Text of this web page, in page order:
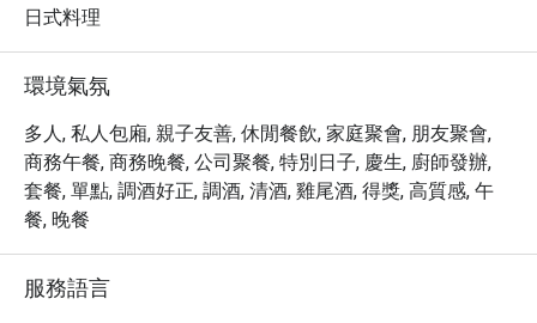
Thank you to the team for your great
service and delicious food. We will
精心製作的美味佳餚。從鮮嫩的肉類到時令海鮮，每一道
外，我們還提供豐富的酒品選擇，包括精選葡萄酒、創意
雞尾酒及烈酒，滿足您不同的口味需求，並貼心提供素食
選項。
・ 透過 Eatigo 預訂 Chisana Nami @ Erawan Bangkok，您
即可享有最高 5 折的餐飲優惠，以超值的價格，享受一場
難忘的鐵板燒盛宴。
日式料理
環境氣氛
多人, 私人包廂, 親子友善, 休閒餐飲, 家庭聚會, 朋友聚會,
商務午餐, 商務晚餐, 公司聚餐, 特別日子, 慶生, 廚師發辦,
套餐, 單點, 調酒好正, 調酒, 清酒, 雞尾酒, 得獎, 高質感, 午
餐, 晚餐
服務語言